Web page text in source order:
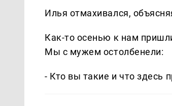
Илья отмахивался,
Как-то осенью к нам
Мы с мужем остолбенели:
- Кто вы такие и что здесь